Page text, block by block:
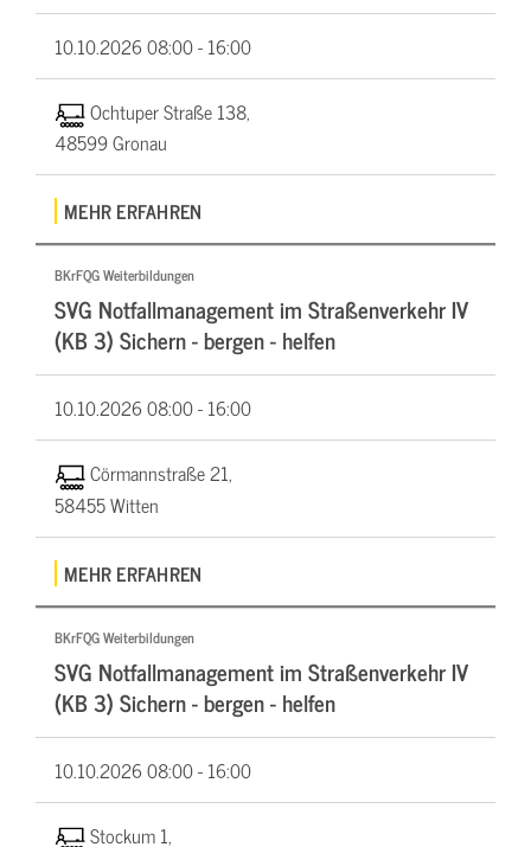
10.10.202608:00 - 16:00
Ochtuper Straße 138,
48599 Gronau
MEHR ERFAHREN
BKrFQG Weiterbildungen
SVG Notfallmanagement im Straßenverkehr IV
(KB 3) Sichern - bergen - helfen
10.10.202608:00 - 16:00
Cörmannstraße 21,
58455 Witten
MEHR ERFAHREN
BKrFQG Weiterbildungen
SVG Notfallmanagement im Straßenverkehr IV
(KB 3) Sichern - bergen - helfen
10.10.202608:00 - 16:00
Stockum 1,